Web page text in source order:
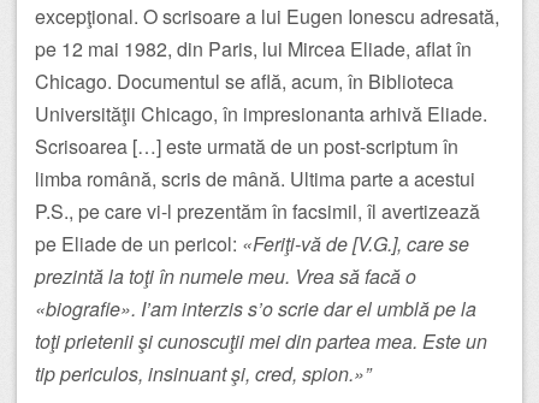
excepţional. O scrisoare a lui Eugen Ionescu adresată,
pe 12 mai 1982, din Paris, lui Mircea Eliade, aflat în
Chicago. Documentul se află, acum, în Biblioteca
Universităţii Chicago, în impresionanta arhivă Eliade.
Scrisoarea […] este urmată de un post-scriptum în
limba română, scris de mână. Ultima parte a acestui
P.S., pe care vi-l prezentăm în facsimil, îl avertizează
pe Eliade de un pericol: «Feriţi-vă de [V.G.], care se
prezintă la toţi în numele meu. Vrea să facă o
«biografie». I’am interzis s’o scrie dar el umblă pe la
toţi prietenii şi cunoscuţii mei din partea mea. Este un
tip periculos, insinuant şi, cred, spion.»”